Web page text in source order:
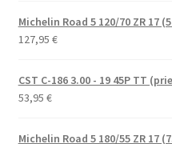
Michelin Road 5 120/70 ZR 17
127,95 €
CST C-186 3.00 - 19 45P TT
53,95 €
Michelin Road 5 180/55 ZR 17